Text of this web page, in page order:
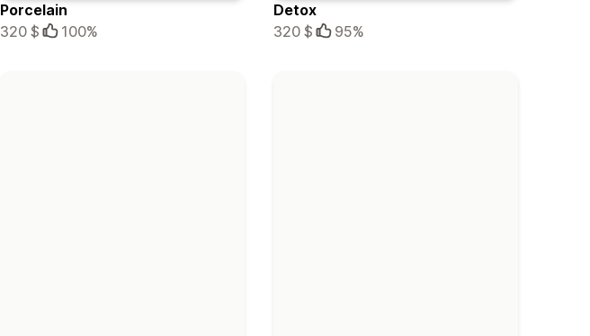
Porcelain
320 $
100%
Detox
320 $
95%